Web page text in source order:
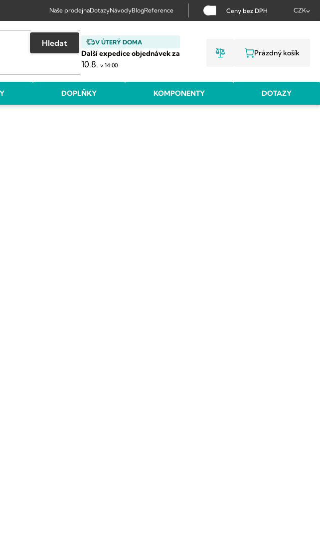
Naše prodejnaDotazyNávodyBlogReference Ceny bez DPH CZK
V ÚTERÝ DOMA
Další expedice objednávek za
10.8.v 14:00
Hledat
NÁKUPNÍ
Prázdný košík
DOPLŇKY KOMPONENTY DOTAZY